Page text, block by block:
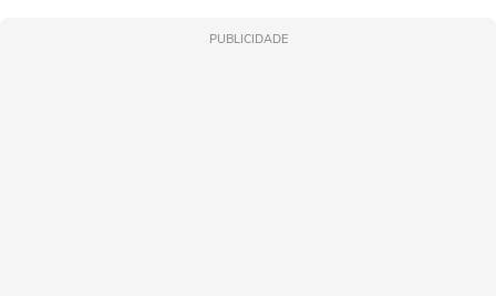
PUBLICIDADE